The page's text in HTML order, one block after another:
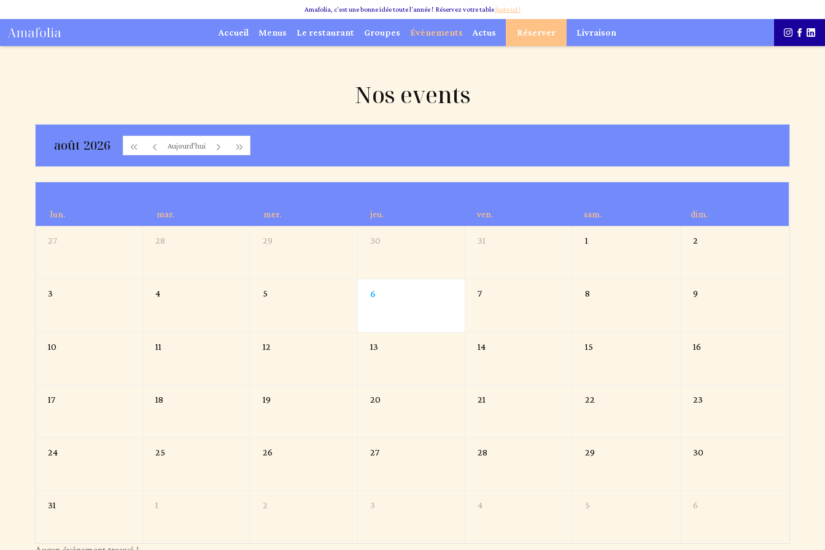
Amafolia, c'est une bonne idée toute l'année ! Réservez votre tableJuste ici !
Accueil Menus Le restaurant Groupes Évènements Actus Réserver Livraison
Nos events
août 2026 Aujourd’hui
lun. mar. mer. jeu. ven. sam. dim.
27 28 29 30 31 1 2
3 4 5 6 7 8 9
10 11 12 13 14 15 16
17 18 19 20 21 22 23
24 25 26 27 28 29 30
31 1 2 3 4 5 6